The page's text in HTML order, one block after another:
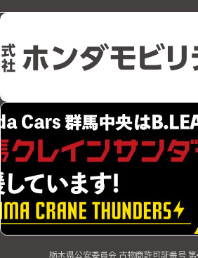
栃木県公安委員会 古物商許可証番号